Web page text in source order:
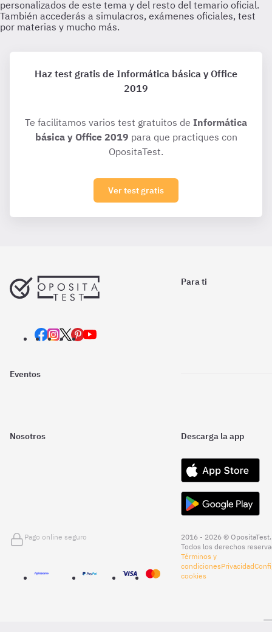
Haz test gratis de Informática básica y Office
2019
Te facilitamos varios test gratuitos de Informática
básica y Office 2019 para que practiques con
OpositaTest.
Ver test gratis
Para ti
Eventos
Nosotros Descarga la app
Pago online seguro
2016 - 2026 © OpositaTest.
Todos los derechos
Términos y
condicionesPrivacidad
cookies